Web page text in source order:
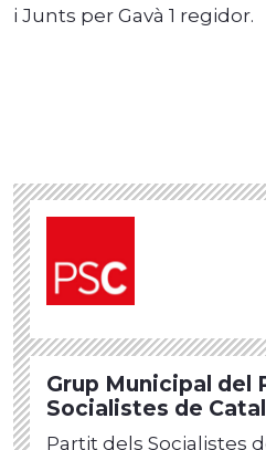
i Junts per Gavà 1 regidor.
Grup Municipal del
Socialistes de
Partit dels Socialistes